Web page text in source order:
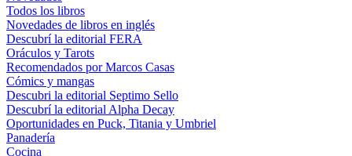
Todos los libros
Novedades de libros en inglés
Descubrí la editorial FERA
Oráculos y Tarots
Recomendados por Marcos Casas
Cómics y mangas
Descubri la editorial Septimo Sello
Descubrí la editorial Alpha Decay
Oportunidades en Puck, Titania y Umbriel
Panadería
Cocina